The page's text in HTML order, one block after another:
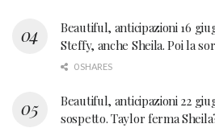
Beautiful, anticipazioni 16
Steffy, anche Sheila. Poi la
0 SHARES
Beautiful, anticipazioni 22
sospetto. Taylor ferma